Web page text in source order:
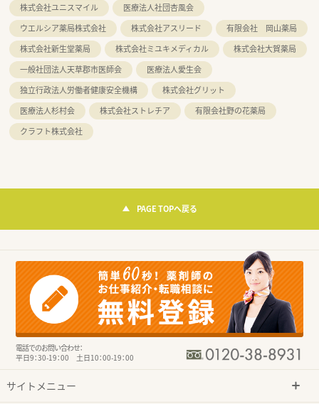
株式会社ユニスマイル
医療法人社団杏風会
ウエルシア薬局株式会社
株式会社アスリード
有限会社 岡山薬局
株式会社新生堂薬局
株式会社ミユキメディカル
株式会社大賀薬局
一般社団法人天草郡市医師会
医療法人愛生会
独立行政法人労働者健康安全機構
株式会社グリット
医療法人杉村会
株式会社ストレチア
有限会社野の花薬局
クラフト株式会社
PAGE TOPへ戻る
電話でのお問い合わせ：
平日9：30-19：00 土日10：00-19：00
サイトメニュー